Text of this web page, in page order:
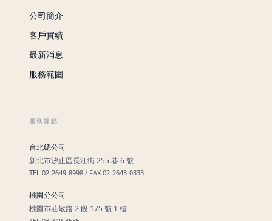
公司簡介
客戶實績
最新消息
服務範圍
服務據點
台北總公司
新北市汐止區長江街 255 巷 6 號
TEL 02-2649-8998 / FAX 02-2643-0333
桃園分公司
桃園市莊敬路 2 段 175 號 1 樓